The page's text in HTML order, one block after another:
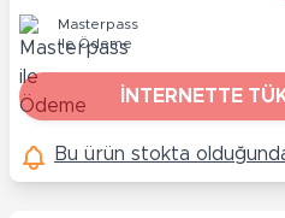
Masterpass
ile Ödeme
İNTERNETTE
Bu ürün stokta